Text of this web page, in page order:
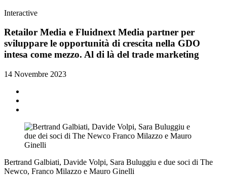
Interactive
Retailor Media e Fluidnext Media partner per
sviluppare le opportunità di crescita nella GDO
intesa come mezzo. Al di là del trade marketing
14 Novembre 2023
Bertrand Galbiati, Davide Volpi, Sara Buluggiu e due soci di The
Newco, Franco Milazzo e Mauro Ginelli